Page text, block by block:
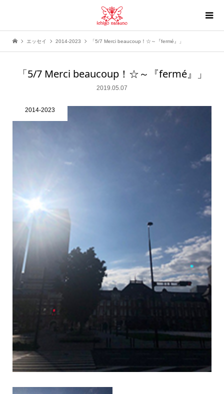
エッセイ 2014-2023 「5/7 Merci beaucoup！☆～『fermé』」
「5/7 Merci beaucoup！☆～『fermé』」
2019.05.07
2014-2023